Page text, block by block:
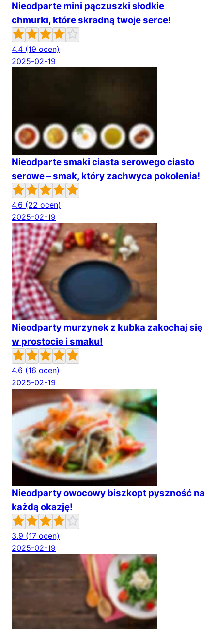
Nieodparte mini pączuszki słodkie
chmurki, które skradną twoje serce!
4.4 (19 ocen)
2025-02-19
Nieodparte smaki ciasta serowego ciasto
serowe – smak, który zachwyca pokolenia!
4.6 (22 ocen)
2025-02-19
Nieodparty murzynek z kubka zakochaj się
w prostocie i smaku!
4.6 (16 ocen)
2025-02-19
Nieodparty owocowy biszkopt pyszność na
każdą okazję!
3.9 (17 ocen)
2025-02-19